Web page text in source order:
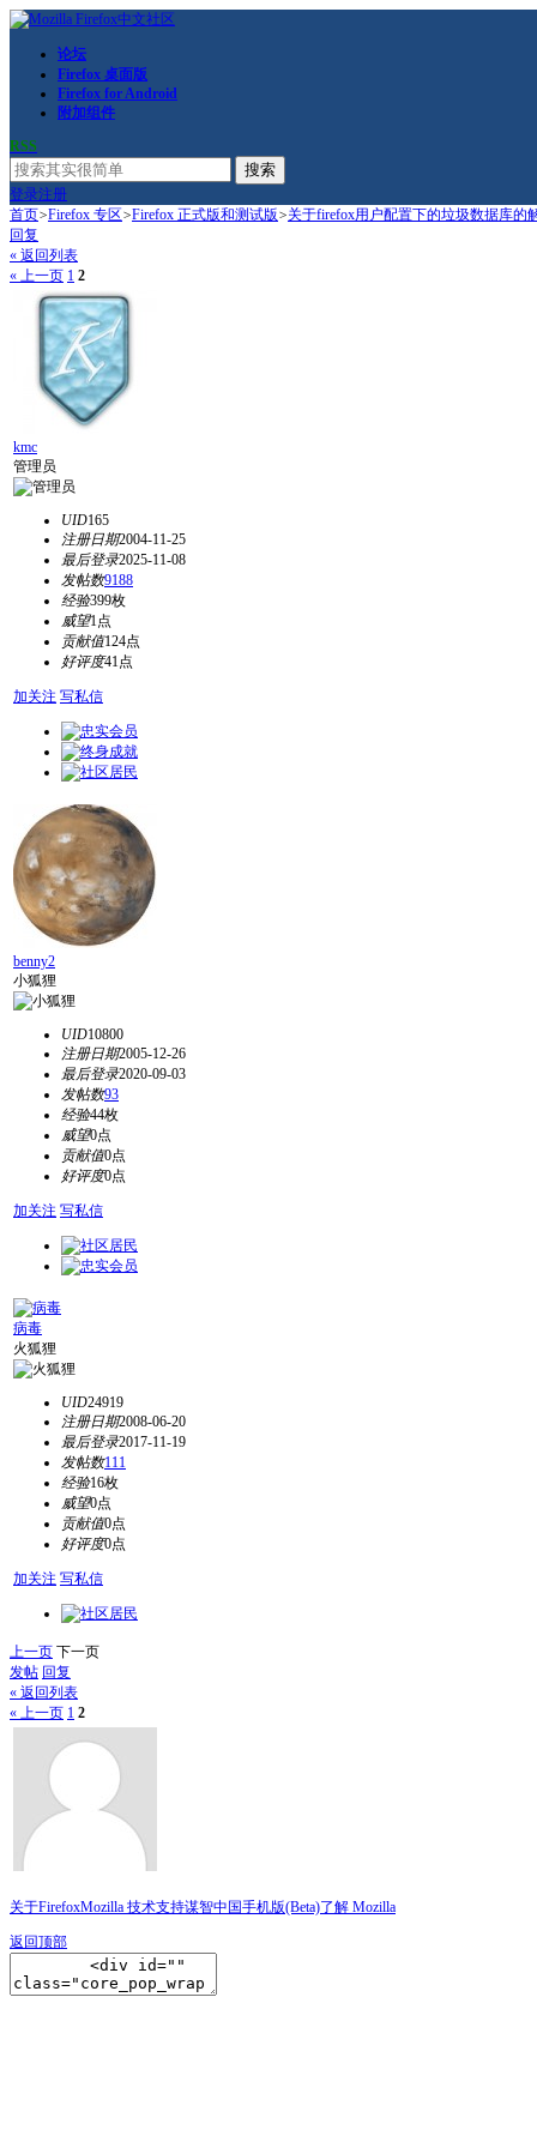
论坛
Firefox 桌面版
Firefox for Android
附加组件
RSS
搜索
登录注册
首页>Firefox 专区>Firefox 正式版和测试版>关于firefox用户配置下的垃圾数据库的
回复
« 返回列表
« 上一页 1 2
kmc
管理员
UID165
注册日期2004-11-25
最后登录2025-11-08
发帖数9188
经验399枚
威望1点
贡献值124点
好评度41点
加关注 写私信
benny2
小狐狸
UID10800
注册日期2005-12-26
最后登录2020-09-03
发帖数93
经验44枚
威望0点
贡献值0点
好评度0点
加关注 写私信
病毒
火狐狸
UID24919
注册日期2008-06-20
最后登录2017-11-19
发帖数111
经验16枚
威望0点
贡献值0点
好评度0点
加关注 写私信
上一页 下一页
发帖 回复
« 返回列表
« 上一页 1 2
关于FirefoxMozilla 技术支持谋智中国手机版(Beta)了解 Mozilla
返回顶部